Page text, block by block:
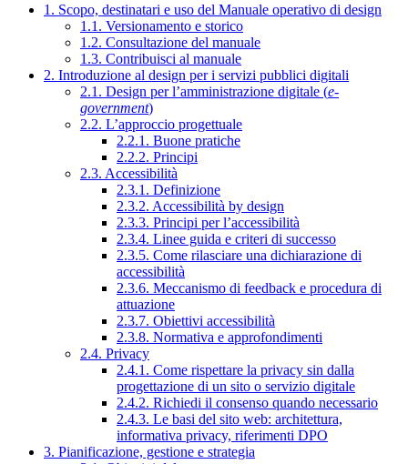
1. Scopo, destinatari e uso del Manuale operativo di design
1.1. Versionamento e storico
1.2. Consultazione del manuale
1.3. Contribuisci al manuale
2. Introduzione al design per i servizi pubblici digitali
2.1. Design per l’amministrazione digitale (e-
government)
2.2. L’approccio progettuale
2.2.1. Buone pratiche
2.2.2. Principi
2.3. Accessibilità
2.3.1. Definizione
2.3.2. Accessibilità by design
2.3.3. Principi per l’accessibilità
2.3.4. Linee guida e criteri di successo
2.3.5. Come rilasciare una dichiarazione di
accessibilità
2.3.6. Meccanismo di feedback e procedura di
attuazione
2.3.7. Obiettivi accessibilità
2.3.8. Normativa e approfondimenti
2.4. Privacy
2.4.1. Come rispettare la privacy sin dalla
progettazione di un sito o servizio digitale
2.4.2. Richiedi il consenso quando necessario
2.4.3. Le basi del sito web: architettura,
informativa privacy, riferimenti DPO
3. Pianificazione, gestione e strategia